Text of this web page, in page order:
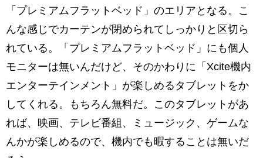
「プレミアムフラットベッド」のエリアとなる。こ
んな感じでカーテンが閉められてしっかりと区切ら
れている。「プレミアムフラットベッド」にも個人
モニターは無いんだけど、そのかわりに「Xcite機内
エンターテインメント」が楽しめるタブレットをか
してくれる。もちろん無料だ。このタブレットがあ
れば、映画、テレビ番組、ミュージック、ゲームな
んかが楽しめるので、機内でも暇することは無いだ